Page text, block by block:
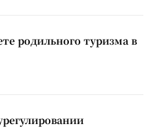
родильного туризма в